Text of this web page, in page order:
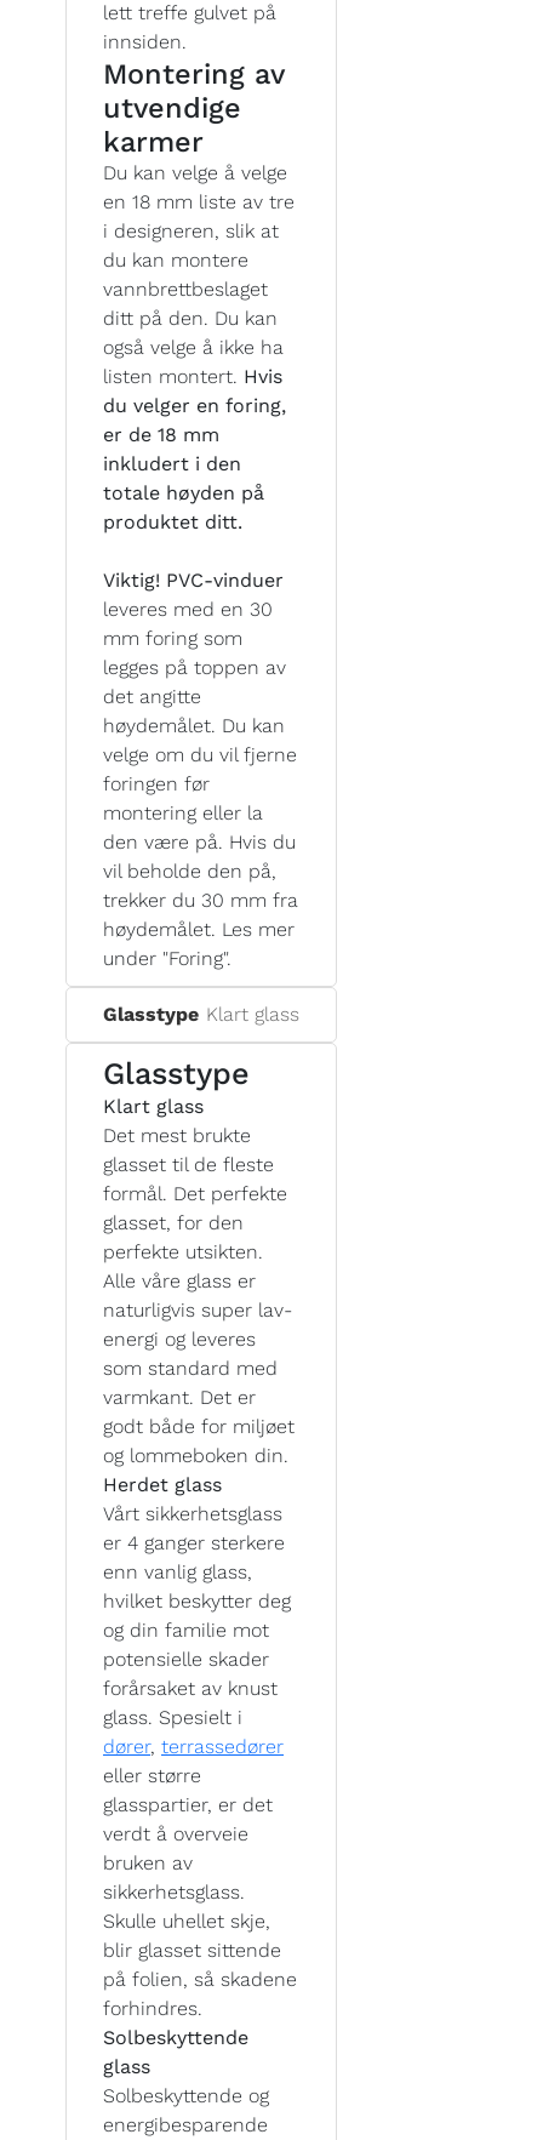
lett treffe gulvet på
innsiden.
Montering av
utvendige
karmer
Du kan velge å velge
en 18 mm liste av tre
i designeren, slik at
du kan montere
vannbrettbeslaget
ditt på den. Du kan
også velge å ikke ha
listen montert. Hvis
du velger en foring,
er de 18 mm
inkludert i den
totale høyden på
produktet ditt.
Viktig! PVC-vinduer
leveres med en 30
mm foring som
legges på toppen av
det angitte
høydemålet. Du kan
velge om du vil fjerne
foringen før
montering eller la
den være på. Hvis du
vil beholde den på,
trekker du 30 mm fra
høydemålet. Les mer
under "Foring".
Glasstype Klart glass
Glasstype
Klart glass
Det mest brukte
glasset til de fleste
formål. Det perfekte
glasset, for den
perfekte utsikten.
Alle våre glass er
naturligvis super lav-
energi og leveres
som standard med
varmkant. Det er
godt både for miljøet
og lommeboken din.
Herdet glass
Vårt sikkerhetsglass
er 4 ganger sterkere
enn vanlig glass,
hvilket beskytter deg
og din familie mot
potensielle skader
forårsaket av knust
glass. Spesielt i
dører, terrassedører
eller større
glasspartier, er det
verdt å overveie
bruken av
sikkerhetsglass.
Skulle uhellet skje,
blir glasset sittende
på folien, så skadene
forhindres.
Solbeskyttende
glass
Solbeskyttende og
energibesparende